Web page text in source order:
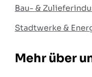
Bau- &
Stadtwerke &
Mehr über